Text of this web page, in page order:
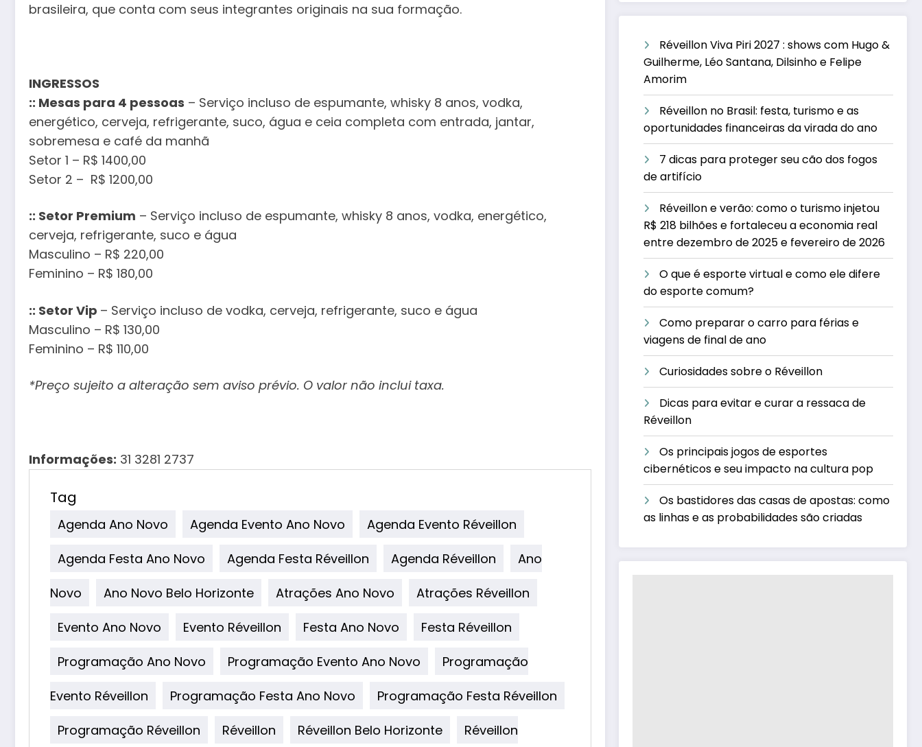
brasileira, que conta com seus integrantes originais na sua formação.
INGRESSOS
:: Mesas para 4 pessoas – Serviço incluso de espumante, whisky 8 anos, vodka,
energético, cerveja, refrigerante, suco, água e ceia completa com entrada, jantar,
sobremesa e café da manhã
Setor 1 – R$ 1400,00
Setor 2 – R$ 1200,00
:: Setor Premium – Serviço incluso de espumante, whisky 8 anos, vodka, energético,
cerveja, refrigerante, suco e água
Masculino – R$ 220,00
Feminino – R$ 180,00
:: Setor Vip – Serviço incluso de vodka, cerveja, refrigerante, suco e água
Masculino – R$ 130,00
Feminino – R$ 110,00
*Preço sujeito a alteração sem aviso prévio. O valor não inclui taxa.
Informações: 31 3281 2737
Tag
Agenda Ano Novo Agenda Evento Ano Novo
Agenda Evento Réveillon
Agenda Festa Ano Novo
Agenda Festa Réveillon Agenda Réveillon
Ano
Novo
Ano Novo Belo Horizonte Atrações Ano Novo
Atrações Réveillon
Evento Ano Novo
Evento Réveillon Festa Ano Novo
Festa Réveillon
Programação Ano Novo
Programação Evento Ano Novo
Programação
Evento Réveillon
Programação Festa Ano Novo
Programação Festa Réveillon
Programação Réveillon
Réveillon Réveillon Belo Horizonte
Réveillon
Réveillon Viva Piri 2027 : shows com Hugo &
Guilherme, Léo Santana, Dilsinho e Felipe
Amorim
Réveillon no Brasil: festa, turismo e as
oportunidades financeiras da virada do ano
7 dicas para proteger seu cão dos fogos
de artifício
Réveillon e verão: como o turismo injetou
R$ 218 bilhões e fortaleceu a economia real
entre dezembro de 2025 e fevereiro de 2026
O que é esporte virtual e como ele difere
do esporte comum?
Como preparar o carro para férias e
viagens de final de ano
Curiosidades sobre o Réveillon
Dicas para evitar e curar a ressaca de
Réveillon
Os principais jogos de esportes
cibernéticos e seu impacto na cultura pop
Os bastidores das casas de apostas: como
as linhas e as probabilidades são criadas